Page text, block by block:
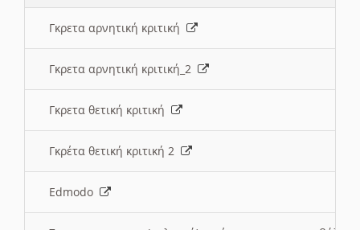
Γκρετα αρνητική κριτική
Γκρετα αρνητική κριτική_2
Γκρετα θετική κριτική
Γκρέτα θετική κριτική 2
Edmodo